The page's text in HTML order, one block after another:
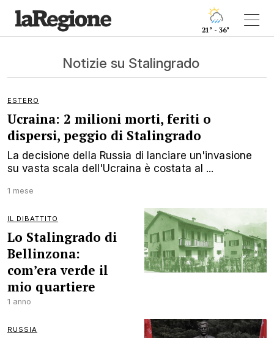
21° - 36°
Notizie su Stalingrado
ESTERO
Ucraina: 2 milioni morti, feriti o
dispersi, peggio di Stalingrado
La decisione della Russia di lanciare un'invasione
su vasta scala dell'Ucraina è costata al ...
1 mese
IL DIBATTITO
Lo Stalingrado di
Bellinzona:
com’era verde il
mio quartiere
1 anno
RUSSIA